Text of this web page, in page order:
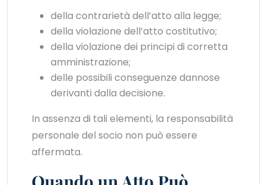
della contrarietà dell’atto alla legge;
della violazione dell’atto costitutivo;
della violazione dei principi di corretta
amministrazione;
delle possibili conseguenze dannose
derivanti dalla decisione.
In assenza di tali elementi, la responsabilità
personale del socio non può essere
affermata.